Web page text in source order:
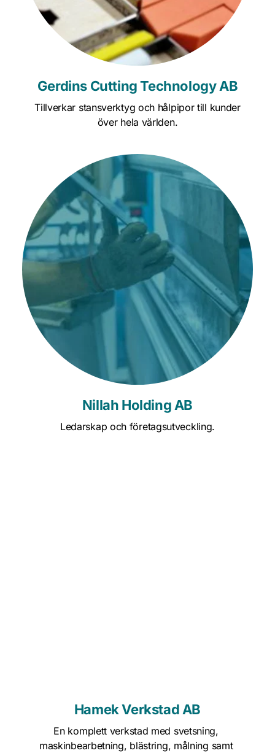
Gerdins Cutting Technology AB
Tillverkar stansverktyg och hålpipor till kunder
över hela världen.
Nillah Holding AB
Ledarskap och företagsutveckling.
Hamek Verkstad AB
En komplett verkstad med svetsning,
maskinbearbetning, blästring, målning samt